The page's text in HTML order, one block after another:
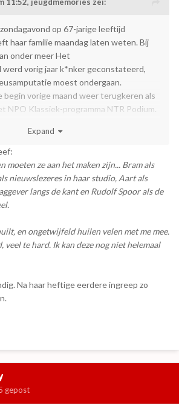
op 67-jarige leeftijd
haar familie maandag laten weten. Bij
onder meer Het
werd vorig jaar k*nker geconstateerd,
moest ondergaan.
begin vorige maand weer terugkeren als
NPO Klassiek-programma NTR Podium.
Expand
moeten ze aan het maken zijn... Bram als
nieuwslezeres in haar studio, Aart als
langs de kant en Rudolf Spoor als de
en ongetwijfeld huilen velen met me mee.
veel te hard. Ik kan deze nog niet helemaal
Na haar heftige eerdere ingreep zo
gepost